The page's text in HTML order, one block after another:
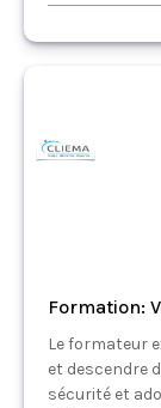
Formation:
Le formateur
et descendre
sécurité et